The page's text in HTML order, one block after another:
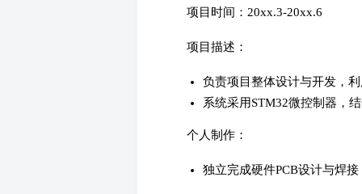
项目时间：20xx.3-20xx.6
项目描述：
负责项目整体设计与开发，
系统采用STM32微控制器，
个人制作：
独立完成硬件PCB设计与焊